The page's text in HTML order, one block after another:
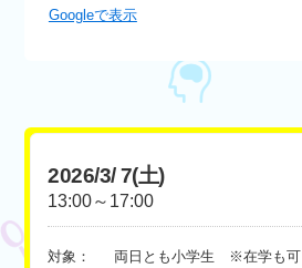
Googleで表示
2026/3/ 7(土)
13:00～17:00
対象：
両日とも小学生 ※在学も可